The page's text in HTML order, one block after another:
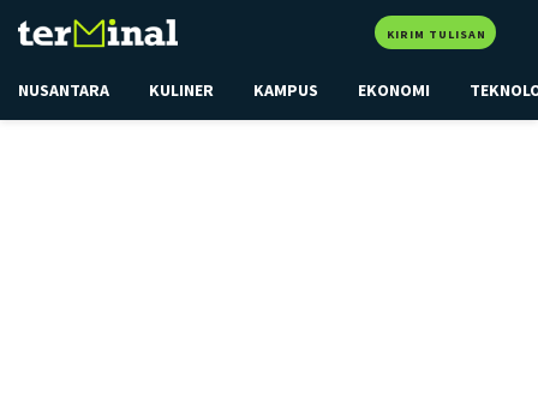
KIRIM TULISAN
NUSANTARA KULINER KAMPUS EKONOMI